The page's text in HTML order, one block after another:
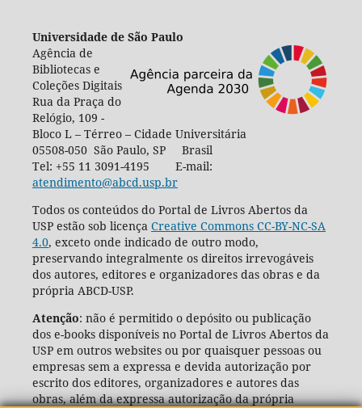
Universidade de São Paulo
Agência de
Bibliotecas e
Coleções Digitais
Rua da Praça do
Relógio, 109 -
Bloco L – Térreo – Cidade Universitária
05508-050 São Paulo, SP Brasil
Tel: +55 11 3091-4195 E-mail:
atendimento@abcd.usp.br
Todos os conteúdos do Portal de Livros Abertos da
USP estão sob licença Creative Commons CC-BY-NC-SA
4.0, exceto onde indicado de outro modo,
preservando integralmente os direitos irrevogáveis
dos autores, editores e organizadores das obras e da
própria ABCD-USP.
Atenção: não é permitido o depósito ou publicação
dos e-books disponíveis no Portal de Livros Abertos da
USP em outros websites ou por quaisquer pessoas ou
empresas sem a expressa e devida autorização por
escrito dos editores, organizadores e autores das
obras, além da expressa autorização da própria